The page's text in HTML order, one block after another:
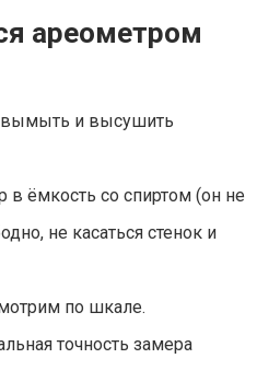
ареометром
и высушить
в ёмкость со спиртом (он не
не касаться стенок и
по шкале.
точность замера